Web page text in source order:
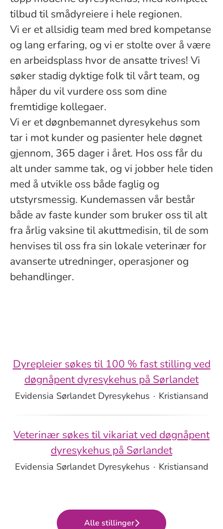
tilbud til smådyreiere i hele regionen.
Vi er et allsidig team med bred kompetanse
og lang erfaring, og vi er stolte over å være
en arbeidsplass hvor de ansatte trives! Vi
søker stadig dyktige folk til vårt team, og
håper du vil vurdere oss som dine
fremtidige kollegaer.
Vi er et døgnbemannet dyresykehus som
tar i mot kunder og pasienter hele døgnet
gjennom, 365 dager i året. Hos oss får du
alt under samme tak, og vi jobber hele tiden
med å utvikle oss både faglig og
utstyrsmessig. Kundemassen vår består
både av faste kunder som bruker oss til alt
fra årlig vaksine til akuttmedisin, til de som
henvises til oss fra sin lokale veterinær for
avanserte utredninger, operasjoner og
behandlinger.
Dyrepleier søkes til 100 % fast stilling ved
døgnåpent dyresykehus på Sørlandet
Evidensia Sørlandet Dyresykehus · Kristiansand
Veterinær søkes til vikariat ved døgnåpent
dyresykehus på Sørlandet
Evidensia Sørlandet Dyresykehus · Kristiansand
Alle stillinger